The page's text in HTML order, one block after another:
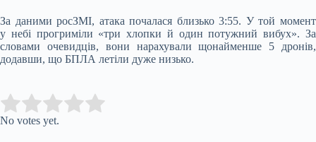
За даними росЗМІ, атака почалася близько 3:55. У той момент
у небі прогриміли «три хлопки й один потужний вибух». За
словами очевидців, вони нарахували щонайменше 5 дронів,
додавши, що БПЛА летіли дуже низько.
Rate this item:
No votes yet.